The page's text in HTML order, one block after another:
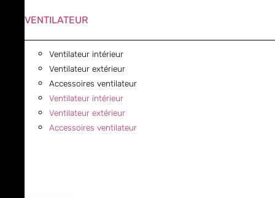
VENTILATEUR
Ventilateur intérieur
Ventilateur extérieur
Accessoires ventilateur
Ventilateur intérieur
Ventilateur extérieur
Accessoires ventilateur